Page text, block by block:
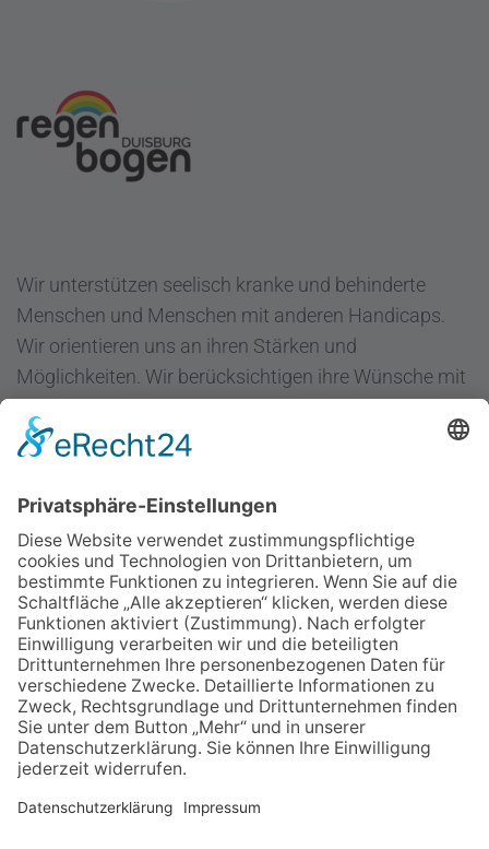
Wir unterstützen seelisch kranke und behinderte
Menschen und Menschen mit anderen Handicaps.
Wir orientieren uns an ihren Stärken und
Möglichkeiten. Wir berücksichtigen ihre Wünsche mit
dem Ziel "Hilfe zur Selbsthilfe".
Regenbogen Duisburg gGmbH
47051 Duisburg
Telefon 0203/300 36-0
Fax 0203/300 36-20
info@regenbogen-duisburg.de
Facebook
Instagram
Youtube